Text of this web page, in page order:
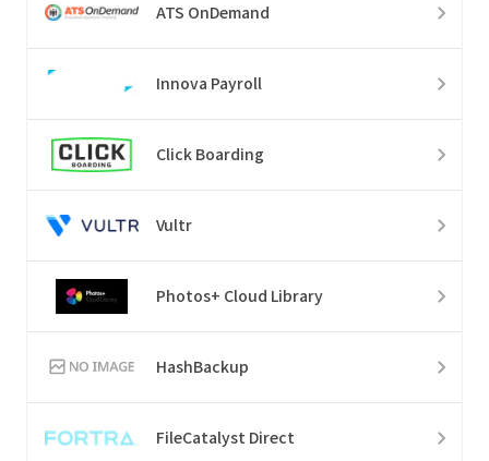
ATS OnDemand
Innova Payroll
Click Boarding
Vultr
Photos+ Cloud Library
HashBackup
FileCatalyst Direct